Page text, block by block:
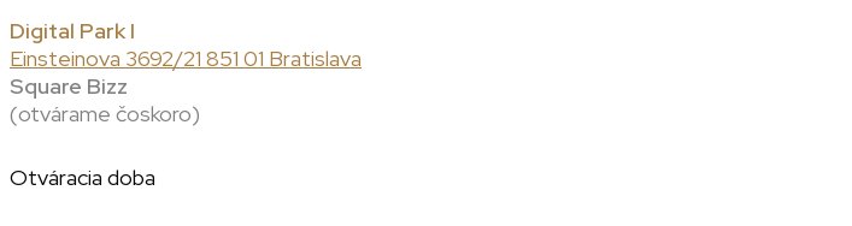
Digital Park I
Einsteinova 3692/21 851 01 Bratislava
Square Bizz
(otvárame čoskoro)
Otváracia doba